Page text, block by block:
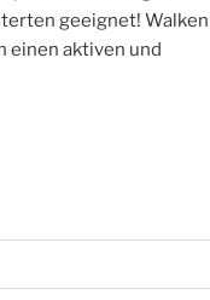
geeignet! Walken
einen aktiven und